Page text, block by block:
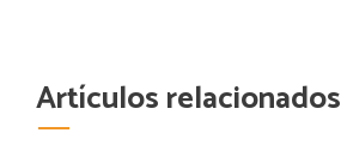
Artículos relacionados